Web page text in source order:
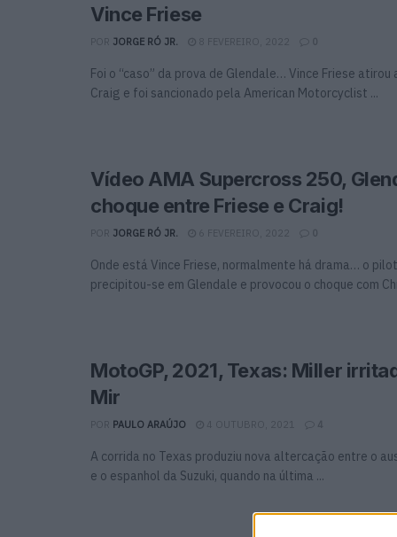
Vince Friese
JORGE RÓ JR. 8 FEVEREIRO, 2022 0
Foi o “caso” da prova de Glendale… Vince Friese atirou
Craig e foi sancionado pela American Motorcyclist ...
Vídeo AMA Supercross 250,
choque entre Friese e Craig!
JORGE RÓ JR. 6 FEVEREIRO, 2022 0
Onde está Vince Friese, normalmente há drama… o
precipitou-se em Glendale e provocou o choque com
MotoGP, 2021, Texas: Miller
Mir
PAULO ARAÚJO 4 OUTUBRO, 2021 4
A corrida no Texas produziu nova altercação entre o
e o espanhol da Suzuki, quando na última ...